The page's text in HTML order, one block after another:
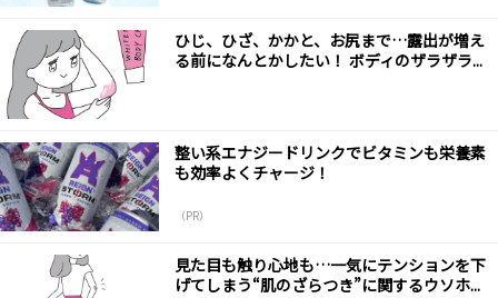
ひじ、ひざ、かかと、お尻まで…露出が増え
る前になんとかしたい！ ボディのザラザラ...
整い系エナジードリンクでビタミンも栄養素
も効率よくチャージ！
（PR）
見た目も触り心地も…一気にテンションを下
げてしまう“肌のざらつき”に関するウソホ...